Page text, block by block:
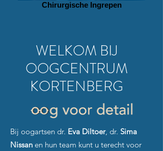
Chirurgische Ingrepen
WELKOM BIJ
OOGCENTRUM
KORTENBERG
Bij oogartsen dr. Eva Diltoer, dr. Sima
Nissan en hun team kunt u terecht voor